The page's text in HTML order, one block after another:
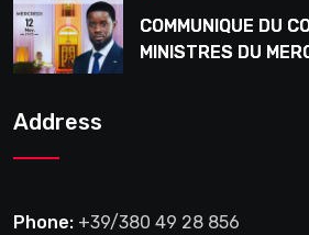
COMMUNIQUE DU
MINISTRES DU
Address
Phone: +39/380 49 28 856